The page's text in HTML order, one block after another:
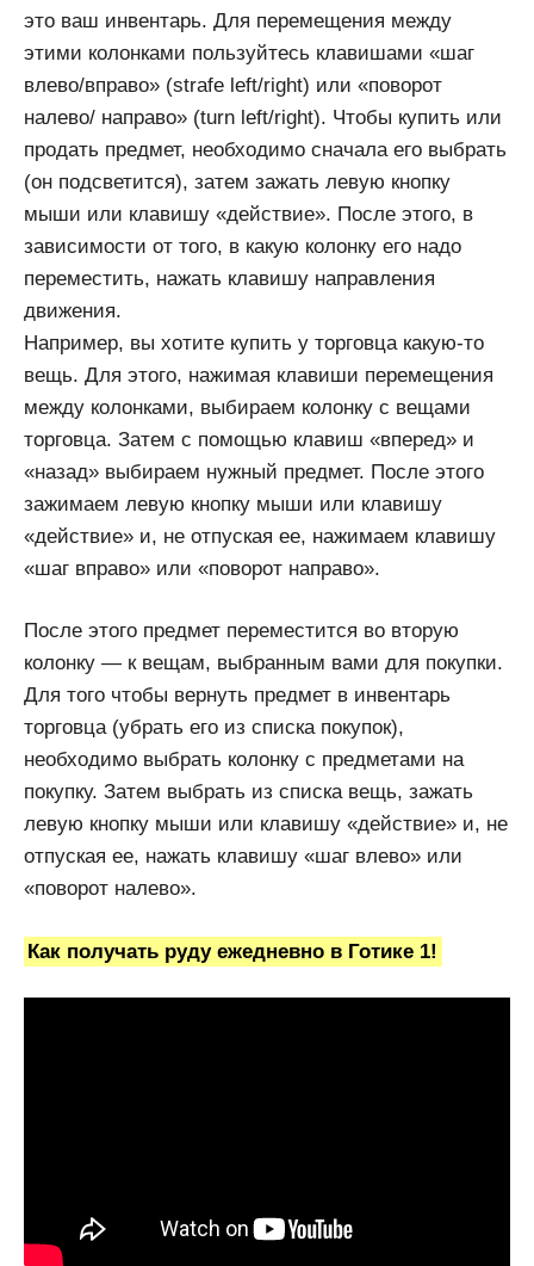
это ваш инвентарь. Для перемещения между
этими колонками пользуйтесь клавишами «шаг
влево/вправо» (strafe left/right) или «поворот
налево/ направо» (turn left/right). Чтобы купить или
продать предмет, необходимо сначала его выбрать
(он подсветится), затем зажать левую кнопку
мыши или клавишу «действие». После этого, в
зависимости от того, в какую колонку его надо
переместить, нажать клавишу направления
движения.
Например, вы хотите купить у торговца какую-то
вещь. Для этого, нажимая клавиши перемещения
между колонками, выбираем колонку с вещами
торговца. Затем с помощью клавиш «вперед» и
«назад» выбираем нужный предмет. После этого
зажимаем левую кнопку мыши или клавишу
«действие» и, не отпуская ее, нажимаем клавишу
«шаг вправо» или «поворот направо».
После этого предмет переместится во вторую
колонку — к вещам, выбранным вами для покупки.
Для того чтобы вернуть предмет в инвентарь
торговца (убрать его из списка покупок),
необходимо выбрать колонку с предметами на
покупку. Затем выбрать из списка вещь, зажать
левую кнопку мыши или клавишу «действие» и, не
отпуская ее, нажать клавишу «шаг влево» или
«поворот налево».
Как получать руду ежедневно в Готике 1!